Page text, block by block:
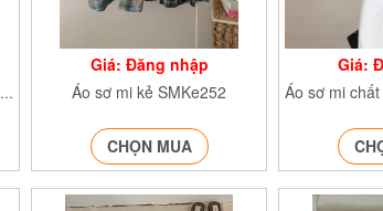
Áo sơ mi thêu túi kẻ SMtheutui253
Giá: Đăng nhập
Áo sơ mi kẻ SMKe252
CHỌN MUA
Giá: